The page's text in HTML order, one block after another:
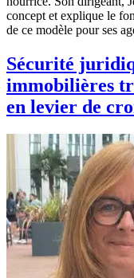
concept et explique le
de ce modèle pour ses
Sécurité
immobilières
en levier de